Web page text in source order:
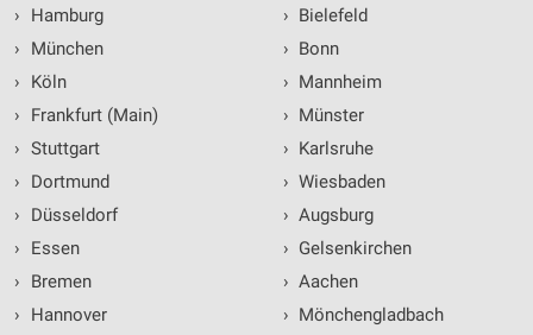
›
Hamburg
›
München
›
Köln
›
Frankfurt (Main)
› Stuttgart
›
Dortmund
›
Düsseldorf
›
Essen
›
Bremen
›
Hannover
› Bielefeld
› Bonn
› Mannheim
› Münster
› Karlsruhe
› Wiesbaden
› Augsburg
› Gelsenkirchen
› Aachen
› Mönchengladbach